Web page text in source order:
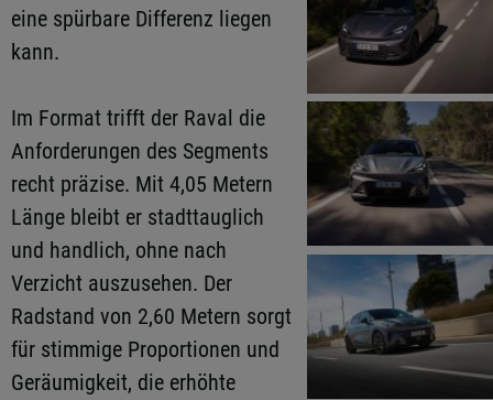
eine spürbare Differenz liegen
kann.
Im Format trifft der Raval die
Anforderungen des Segments
recht präzise. Mit 4,05 Metern
Länge bleibt er stadttauglich
und handlich, ohne nach
Verzicht auszusehen. Der
Radstand von 2,60 Metern sorgt
für stimmige Proportionen und
Geräumigkeit, die erhöhte